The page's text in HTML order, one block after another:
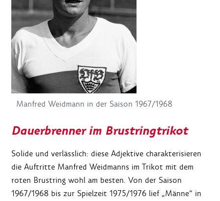
Manfred Weidmann in der Saison 1967/1968
Dauerbrenner im Brustringtrikot
Solide und verlässlich: diese Adjektive charakterisieren
die Auftritte Manfred Weidmanns im Trikot mit dem
roten Brustring wohl am besten. Von der Saison
1967/1968 bis zur Spielzeit 1975/1976 lief „Männe“ in